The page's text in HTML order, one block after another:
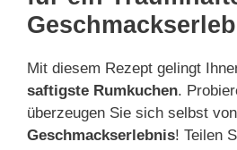
Mit diesem Rezept gelingt
saftigste Rumkuchen.
überzeugen Sie sich selbst
Geschmackserlebnis! Teilen